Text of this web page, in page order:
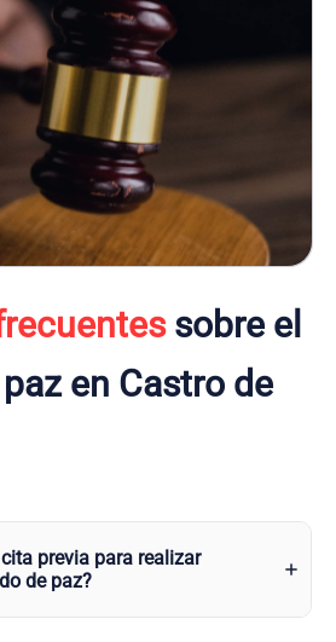
sobre el
en Castro de
previa para realizar
de paz?